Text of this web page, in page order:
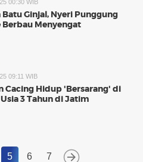
00:30 WIB
Ginjal, Nyeri Punggung
Berbau Menyengat
09:11 WIB
Cacing Hidup 'Bersarang' di
3 Tahun di Jatim
5 6 7